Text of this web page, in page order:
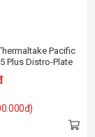
Pacific
Plus Distro-Plate